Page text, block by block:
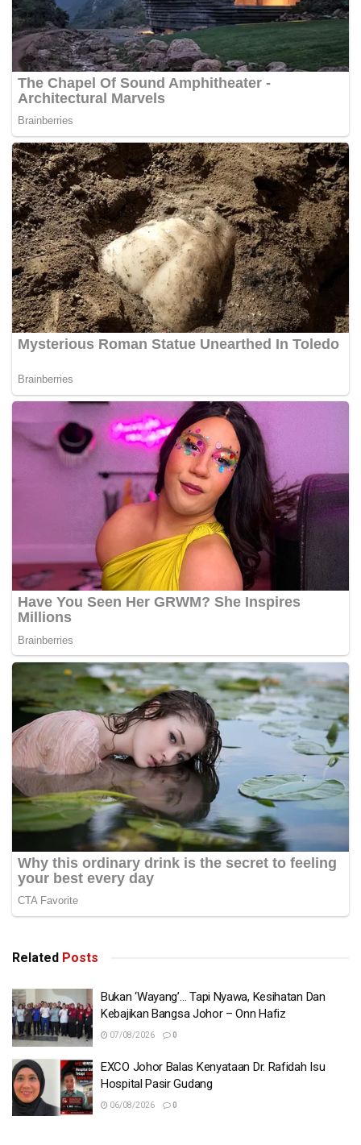
COVID-19 seluruh negara adalah 1,146 katil bagi pesakit
COVID-19 dan bukan COVID-19, dengan 660 pesakit
sedang menerima rawatan pada kadar penggunaan
sebanyak 58 peratus.
“Daripada jumlah ini, sebanyak 543 katil ICU
dikhususkan untuk merawat pesakit COVID-19, pesakit
yang disyaki dan berkemungkinan dijangkiti dengan
205 pesakit dirawat ketika ini, menjadikan kadar
penggunaan 38 peratus,”katanya. – BH Online
Tags: Imunisasi KKM petugas barisan hadapan
vaksin covid-19
Related Posts
Bukan ‘Wayang’… Tapi Nyawa, Kesihatan Dan
Kebajikan Bangsa Johor – Onn Hafiz
07/08/2026 0
EXCO Johor Balas Kenyataan Dr. Rafidah Isu
Hospital Pasir Gudang
06/08/2026 0